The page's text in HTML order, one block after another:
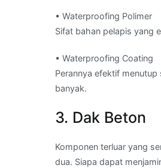
• Waterproofing Polimer
Sifat bahan pelapis yang
• Waterproofing Coating
Perannya efektif
banyak.
3. Dak Beton
Komponen terluar yang
dua. Siapa dapat